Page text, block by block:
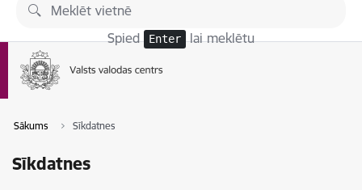
Pāriet uz lapas saturu
Spied Enter lai meklētu
Sākums Sīkdatnes
Sīkdatnes